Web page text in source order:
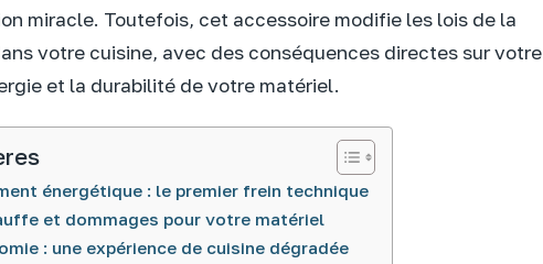
miracle. Toutefois, cet accessoire modifie les lois de la
votre cuisine, avec des conséquences directes sur votre
et la durabilité de votre matériel.
énergétique : le premier frein technique
et dommages pour votre matériel
: une expérience de cuisine dégradée